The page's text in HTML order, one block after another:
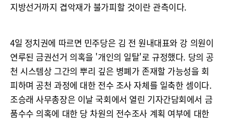
지방선거까지 겹악재가 불가피할 것이란 관측이다.
4일 정치권에 따르면 민주당은 김 전 원내대표와 강 의원이
연루된 금권선거 의혹을 '개인의 일탈'로 규정했다. 당의 공
천 시스템상 그간의 뿌리 깊은 병폐가 존재할 가능성을 회
피하며 공천 과정에 대한 전수 조사 자체를 일축한 셈이다.
조승래 사무총장은 이날 국회에서 열린 기자간담회에서 금
품수수 의혹에 대한 당 차원의 전수조사 계획 여부에 대한